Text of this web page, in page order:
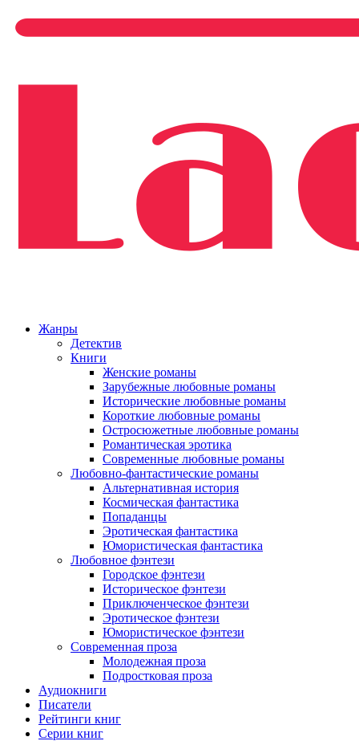
Жанры
Детектив
Книги
Женские романы
Зарубежные любовные романы
Исторические любовные романы
Короткие любовные романы
Остросюжетные любовные романы
Романтическая эротика
Современные любовные романы
Любовно-фантастические романы
Альтернативная история
Космическая фантастика
Попаданцы
Эротическая фантастика
Юмористическая фантастика
Любовное фэнтези
Городское фэнтези
Историческое фэнтези
Приключенческое фэнтези
Эротическое фэнтези
Юмористическое фэнтези
Современная проза
Молодежная проза
Подростковая проза
Аудиокниги
Писатели
Рейтинги книг
Серии книг